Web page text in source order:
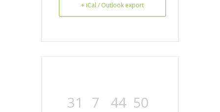
+ iCal / Outlook export
31 7 44 50